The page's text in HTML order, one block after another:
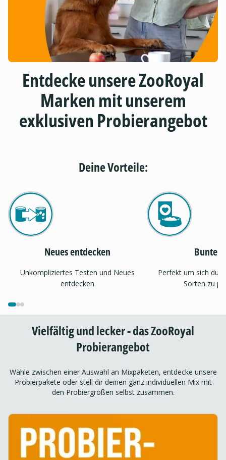
Entdecke unsere ZooRoyal
Marken mit unserem
exklusiven Probierangebot
Deine Vorteile:
Neues entdecken
Unkompliziertes Testen und Neues
entdecken
Bunter
Perfekt um sich
Sorten zu
Vielfältig und lecker - das ZooRoyal
Probierangebot
Wähle zwischen einer Auswahl an Mixpaketen, entdecke unsere
Probierpakete oder stell dir deinen ganz individuellen Mix mit
den Probiergrößen selbst zusammen.